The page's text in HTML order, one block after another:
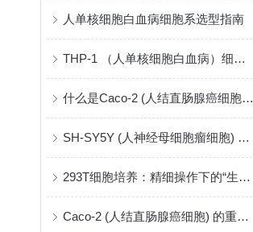
人单核细胞白血病细胞系选型指南
THP-1 （人单核细胞白血病）细胞系采购与建立指南
什么是Caco-2 (人结直肠腺癌细胞) ？
SH-SY5Y (人神经母细胞瘤细胞) ：神经系统研究的关键模型
293T细胞培养：精细操作下的“生命摇篮”
Caco-2 (人结直肠腺癌细胞) 的重要性和应用